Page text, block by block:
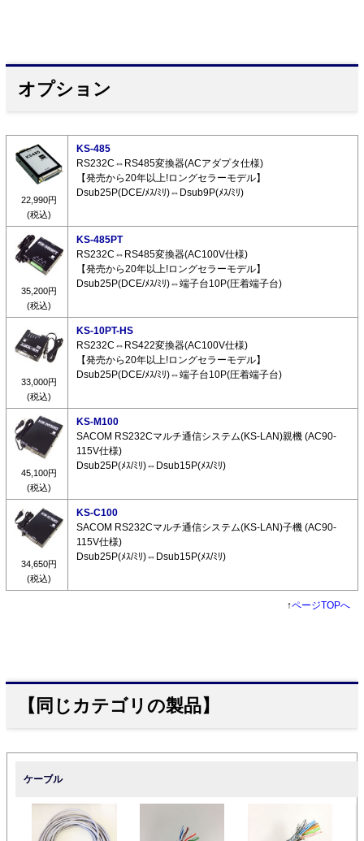
オプション
22,990円
(税込)
KS-485
RS232C⇔RS485変換器(ACアダプタ仕様)
【発売から20年以上!ロングセラーモデル】
Dsub25P(DCE/ﾒｽ/ﾐﾘ)⇔Dsub9P(ﾒｽ/ﾐﾘ)
35,200円
(税込)
KS-485PT
RS232C⇔RS485変換器(AC100V仕様)
【発売から20年以上!ロングセラーモデル】
Dsub25P(DCE/ﾒｽ/ﾐﾘ)⇔端子台10P(圧着端子台)
33,000円
(税込)
KS-10PT-HS
RS232C⇔RS422変換器(AC100V仕様)
【発売から20年以上!ロングセラーモデル】
Dsub25P(DCE/ﾒｽ/ﾐﾘ)⇔端子台10P(圧着端子台)
45,100円
(税込)
KS-M100
SACOM RS232Cマルチ通信システム(KS-LAN)親機 (AC90-
115V仕様)
Dsub25P(ﾒｽ/ﾐﾘ)⇔Dsub15P(ﾒｽ/ﾐﾘ)
34,650円
(税込)
KS-C100
SACOM RS232Cマルチ通信システム(KS-LAN)子機 (AC90-
115V仕様)
Dsub25P(ﾒｽ/ﾐﾘ)⇔Dsub15P(ﾒｽ/ﾐﾘ)
↑ページTOPへ
【同じカテゴリの製品】
ケーブル